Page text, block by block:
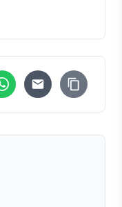
Tab)
neuem Tab)
(öffnet in neuem Tab)